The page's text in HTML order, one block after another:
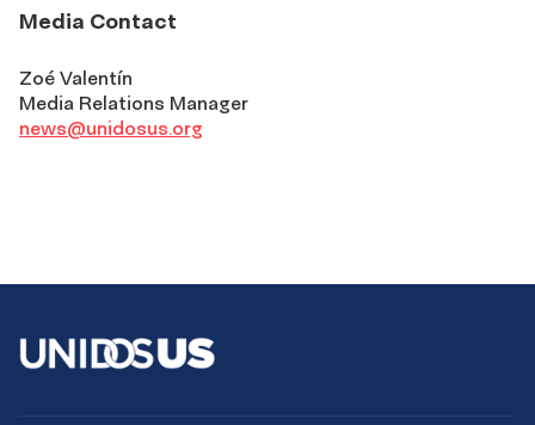
Media Contact
Zoé Valentín
Media Relations Manager
news@unidosus.org